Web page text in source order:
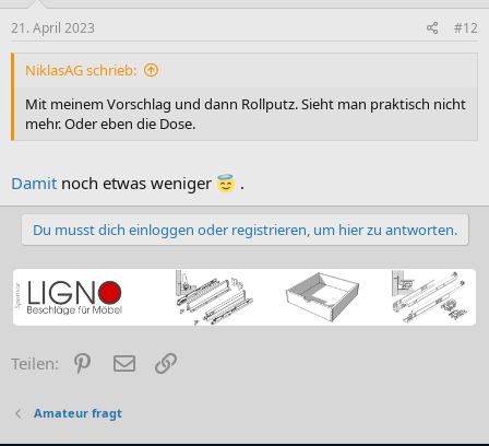
21. April 2023 #12
NiklasAG schrieb:
Mit meinem Vorschlag und dann Rollputz. Sieht man praktisch nicht
mehr. Oder eben die Dose.
Damit noch etwas weniger .
Du musst dich einloggen oder registrieren, um hier zu antworten.
Teilen: PinterestE-Mail
Amateur fragt